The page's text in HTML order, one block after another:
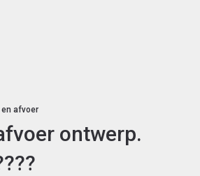
en afvoer
ontwerp.